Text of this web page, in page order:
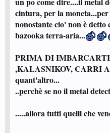
cintura, per la
nonostante cio' non è
bazooka terra-aria...
PRIMA DI
,KALASNIKOV, CARRI
quant'altro...
..perchè se no il metal
.....allora tutti quelli che